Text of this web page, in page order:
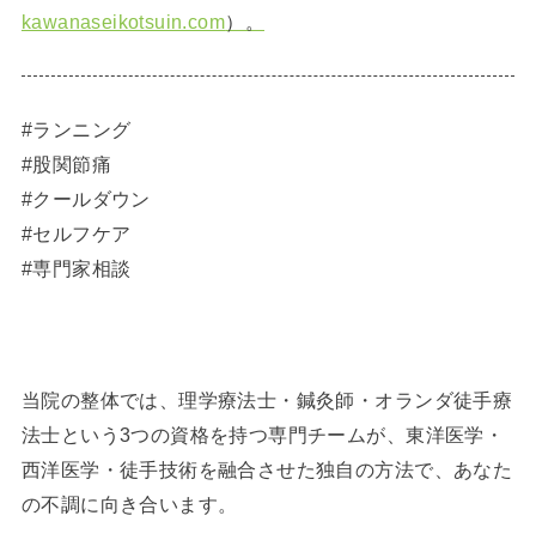
kawanaseikotsuin.com）。
#ランニング
#股関節痛
#クールダウン
#セルフケア
#専門家相談
当院の整体では、理学療法士・鍼灸師・オランダ徒手療
法士という3つの資格を持つ専門チームが、東洋医学・
西洋医学・徒手技術を融合させた独自の方法で、あなた
の不調に向き合います。